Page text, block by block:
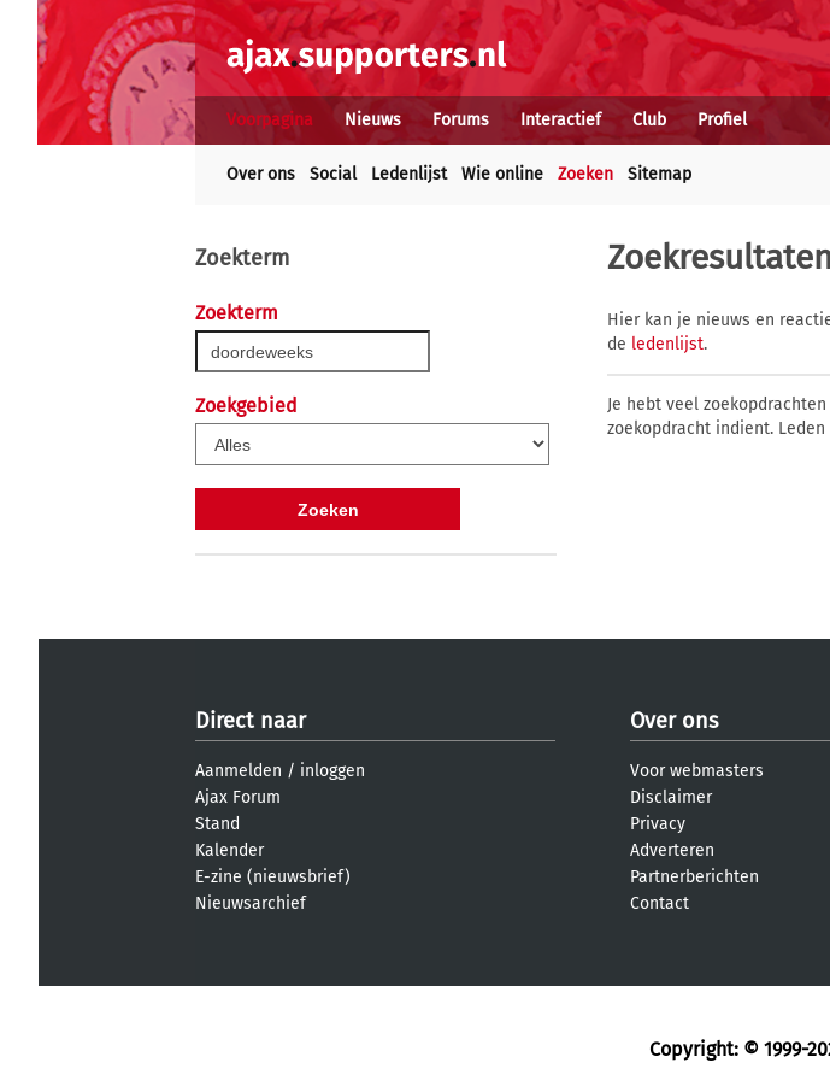
Voorpagina Nieuws Forums Interactief Club Profiel
Over ons Social Ledenlijst Wie online Zoeken Sitemap
Zoekterm
Zoekterm
Zoekgebied
Zoekresultaten
Hier kan je nieuws en
de ledenlijst.
Je hebt veel
zoekopdracht indient.
Direct naar
Aanmelden / inloggen
Ajax Forum
Stand
Kalender
E-zine (nieuwsbrief)
Nieuwsarchief
Over ons
Voor webmasters
Disclaimer
Privacy
Adverteren
Partnerberichten
Contact
Copyright: © 1999-